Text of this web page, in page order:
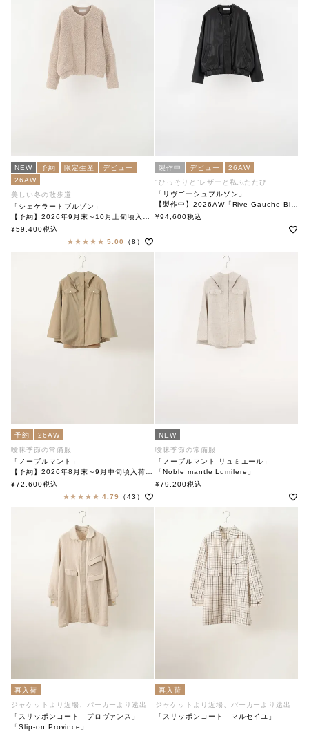
NEW 予約 限定生産
デビュー
26AW
美しい冬の散歩道
「シェケラートブルゾン」
【予約】2026年9月末～10月上旬頃入荷予定
「Shakerato Blouson」
¥59,400税込
5.00
（8）
製作中 デビュー
26AW
"ひっそりと”レザーと私ふたたび
「リヴゴーシュブルゾン」
【製作中】2026AW「Rive Gauche Blouson」
soutiencollar(ステンカラー)
¥94,600税込
予約
26AW
曖昧季節の常備服
「ノーブルマント」
【予約】2026年8月末～9月中旬頃入荷予定
「Noble Mantle」
¥72,600税込
4.79
（43）
NEW
曖昧季節の常備服
「ノーブルマント リュミエール」
「Noble mantle Lumilere」
soutiencollar(ステンカラー)
¥79,200税込
再入荷
ジャケットより近場、パーカーより遠出
「スリッポンコート プロヴァンス」
「Slip-on Province」
再入荷
ジャケットより近場、パーカーより遠出
「スリッポンコート マルセイユ」